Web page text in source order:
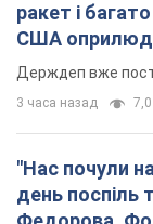
ракет і
США
Держдеп вже
3 часа назад 7,0
"Нас почули
день поспіль